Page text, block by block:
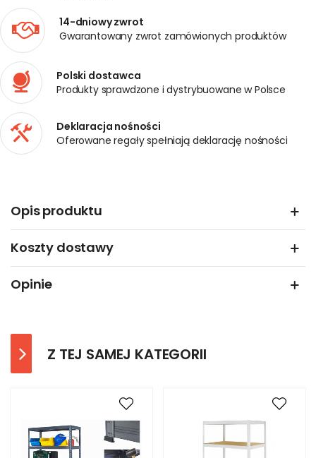
14-dniowy zwrot
Gwarantowany zwrot zamówionych produktów
Polski dostawca
Produkty sprawdzone i dystrybuowane w Polsce
Deklaracja nośności
Oferowane regały spełniają deklarację nośności
Opis produktu
Koszty dostawy
Opinie
Z TEJ SAMEJ KATEGORII